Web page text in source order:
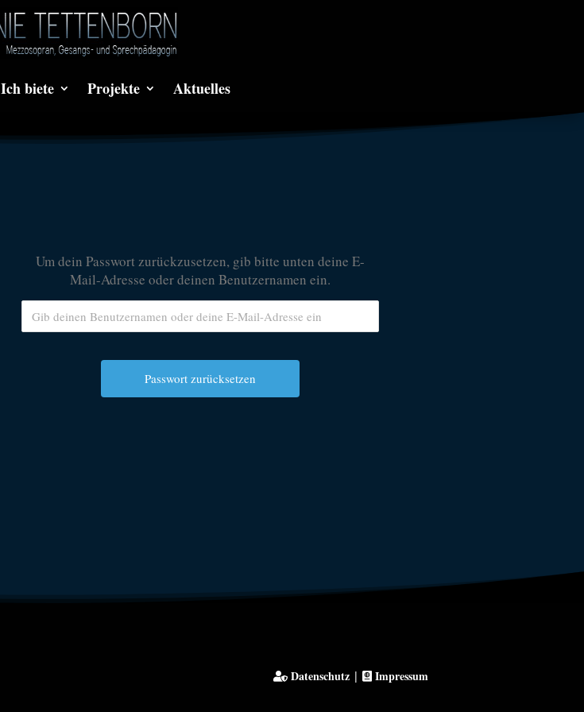
Ich biete Projekte Aktuelles
Um dein Passwort zurückzusetzen, gib bitte unten deine E-
Mail-Adresse oder deinen Benutzernamen ein.
Datenschutz| Impressum